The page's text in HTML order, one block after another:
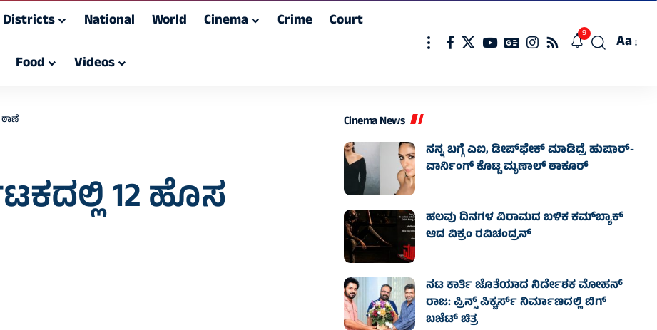
Districts National World Cinema Crime
Court
Food Videos
9
Font
Aa
12 ಹೊಸ
Cinema News
ನನ್ನ ಬಗ್ಗೆ ಎಐ, ಡೀಪ್‌ಫೇಕ್ ಮಾಡಿದ್ರೆ ಹುಷಾರ್-
ವಾರ್ನಿಂಗ್ ಕೊಟ್ಟ ಮೃಣಾಲ್ ಠಾಕೂರ್
ಹಲವು ದಿನಗಳ ವಿರಾಮದ ಬಳಿಕ ಕಮ್‌ಬ್ಯಾಕ್
ಆದ ವಿಕ್ರಂ ರವಿಚಂದ್ರನ್
ನಟ ಕಾರ್ತಿ ಜೊತೆಯಾದ ನಿರ್ದೇಶಕ ಮೋಹನ್
ರಾಜ: ಪ್ರಿನ್ಸ್ ಪಿಕ್ಚರ್ಸ್ ನಿರ್ಮಾಣದಲ್ಲಿ ಬಿಗ್
ಬಜೆಟ್ ಚಿತ್ರ